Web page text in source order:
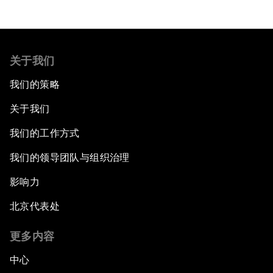
关于我们
我们的策略
关于我们
我们的工作方式
我们的领导团队与组织治理
影响力
北京代表处
更多内容
中心